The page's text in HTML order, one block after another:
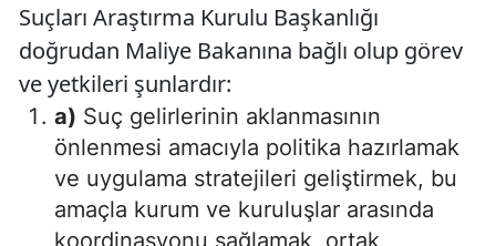
Suçları Araştırma Kurulu Başkanlığı
doğrudan Maliye Bakanına bağlı olup görev
ve yetkileri şunlardır:
a) Suç gelirlerinin aklanmasının
önlenmesi amacıyla politika hazırlamak
ve uygulama stratejileri geliştirmek, bu
amaçla kurum ve kuruluşlar arasında
koordinasyonu sağlamak, ortak